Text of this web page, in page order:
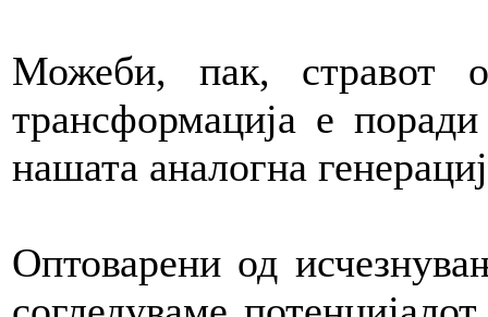
Можеби, пак, стравот
трансформација е
нашата аналогна
Оптоварени од